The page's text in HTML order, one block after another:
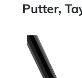
Putter,